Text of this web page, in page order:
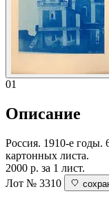
01
Описание
Россия. 1910-е годы.
картонных листа.
2000 р. за 1 лист.
Лот № 3310